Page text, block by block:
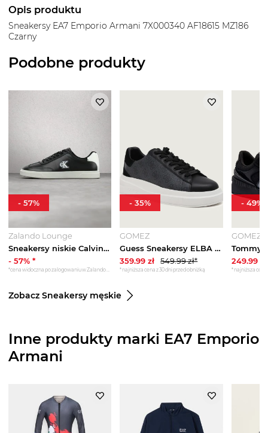
Opis produktu
Sneakersy EA7 Emporio Armani 7X000340 AF18615 MZ186
Czarny
Podobne produkty
Zalando Lounge
Sneakersy niskie Calvin Klein czarny
- 57% *
- 57%
GOMEZ
Guess Sneakersy ELBA | z dodatkiem skóry czarny
359.99 zł 549.99zł*
*najniższa cena z 30 dni przed obniżką
-35%
GOMEZ
249.99zł
*najniższa cena
- 49%
Zobacz Sneakersy męskie
Inne produkty marki EA7 Emporio
Armani